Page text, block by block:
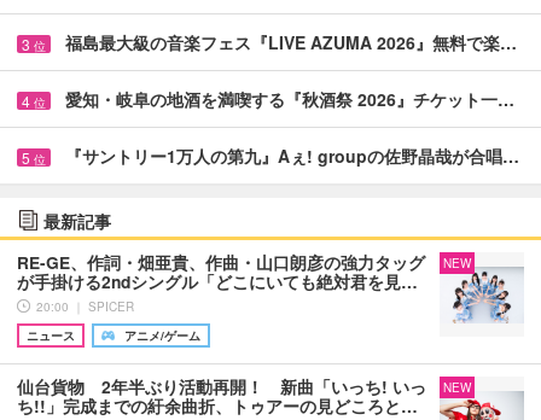
3 位 福島最大級の音楽フェス『LIVE AZUMA 2026』無料で楽…
4 位 愛知・岐阜の地酒を満喫する『秋酒祭 2026』チケット一…
5 位 『サントリー1万人の第九』Aぇ! groupの佐野晶哉が合唱…
最新記事
RE-GE、作詞・畑亜貴、作曲・山口朗彦の強力タッグ
が手掛ける2ndシングル「どこにいても絶対君を見…
20:00 ｜ SPICER
ニュース
アニメ/ゲーム
NEW
仙台貨物 2年半ぶり活動再開！ 新曲「いっち! いっ
ち!!」完成までの紆余曲折、トゥアーの見どころと…
NEW